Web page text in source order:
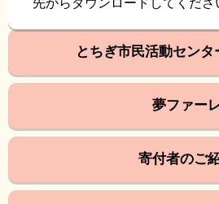
先からダウンロードしてくださ
とちぎ市民活動センタ
夢ファー
寄付者のご